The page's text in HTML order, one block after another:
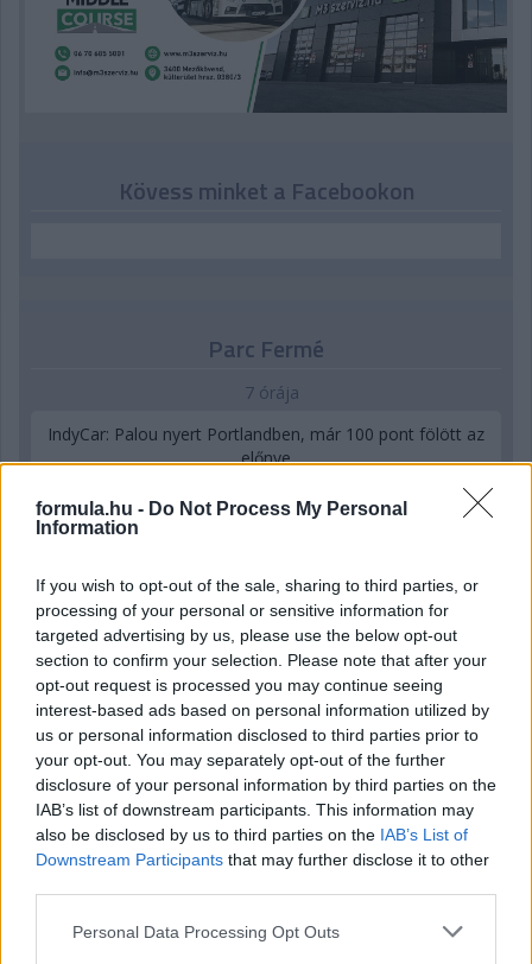
formula.hu - Do Not Process My Personal
Information
If you wish to opt-out of the sale, sharing to third parties, or
processing of your personal or sensitive information for
targeted advertising by us, please use the below opt-out
section to confirm your selection. Please note that after your
opt-out request is processed you may continue seeing
interest-based ads based on personal information utilized by
us or personal information disclosed to third parties prior to
your opt-out. You may separately opt-out of the further
disclosure of your personal information by third parties on the
IAB’s list of downstream participants. This information may
also be disclosed by us to third parties on the IAB’s List of
Downstream Participants that may further disclose it to other
Please note that this website/app uses one or more Google
Personal Data Processing Opt Outs
Kövess minket a Facebookon
Parc Fermé
7 órája
IndyCar: Palou nyert Portlandben, már 100 pont fölött az
előnye
18 órája